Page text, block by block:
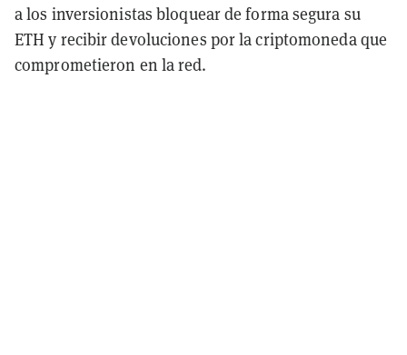
a los inversionistas bloquear de forma segura su
ETH y recibir devoluciones por la criptomoneda que
comprometieron en la red.